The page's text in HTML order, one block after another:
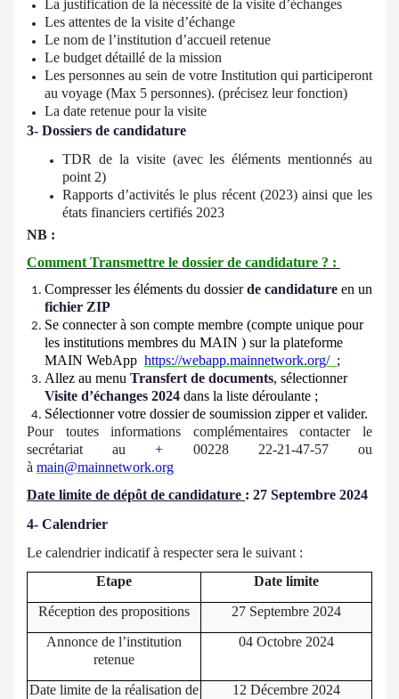
La justification de la nécessité de la visite d’échanges
Les attentes de la visite d’échange
Le nom de l’institution d’accueil retenue
Le budget détaillé de la mission
Les personnes au sein de votre Institution qui participeront
au voyage (Max 5 personnes). (précisez leur fonction)
La date retenue pour la visite
3- Dossiers de candidature
TDR de la visite (avec les éléments mentionnés au
point 2)
Rapports d’activités le plus récent (2023) ainsi que les
états financiers certifiés 2023
NB :
Comment Transmettre le dossier de candidature ? :
Compresser les éléments du dossierde candidature en un
fichier ZIP
Se connecter à son compte membre (compte unique pour
les institutions membres du MAIN ) sur la plateforme
MAIN WebApp https://webapp.mainnetwork.org/ ;
Allez au menu Transfert de documents, sélectionner
Visite d’échanges 2024 dans la liste déroulante ;
Sélectionner votre dossier de soumission zipper et valider.
Pour toutes informations complémentaires contacter le
secrétariat au + 00228 22-21-47-57 ou
à main@mainnetwork.org
Date limite de dépôt de candidature : 27 Septembre 2024
4- Calendrier
Le calendrier indicatif à respecter sera le suivant :
Etape
Date limite
Réception des propositions
27 Septembre 2024
Annonce de l’institution
retenue
04 Octobre 2024
Date limite de la réalisation de
12 Décembre 2024